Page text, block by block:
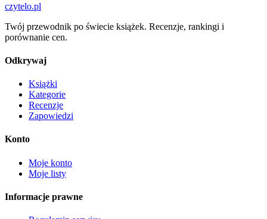
czytelo.pl
Twój przewodnik po świecie książek. Recenzje, rankingi i
porównanie cen.
Odkrywaj
Książki
Kategorie
Recenzje
Zapowiedzi
Konto
Moje konto
Moje listy
Informacje prawne